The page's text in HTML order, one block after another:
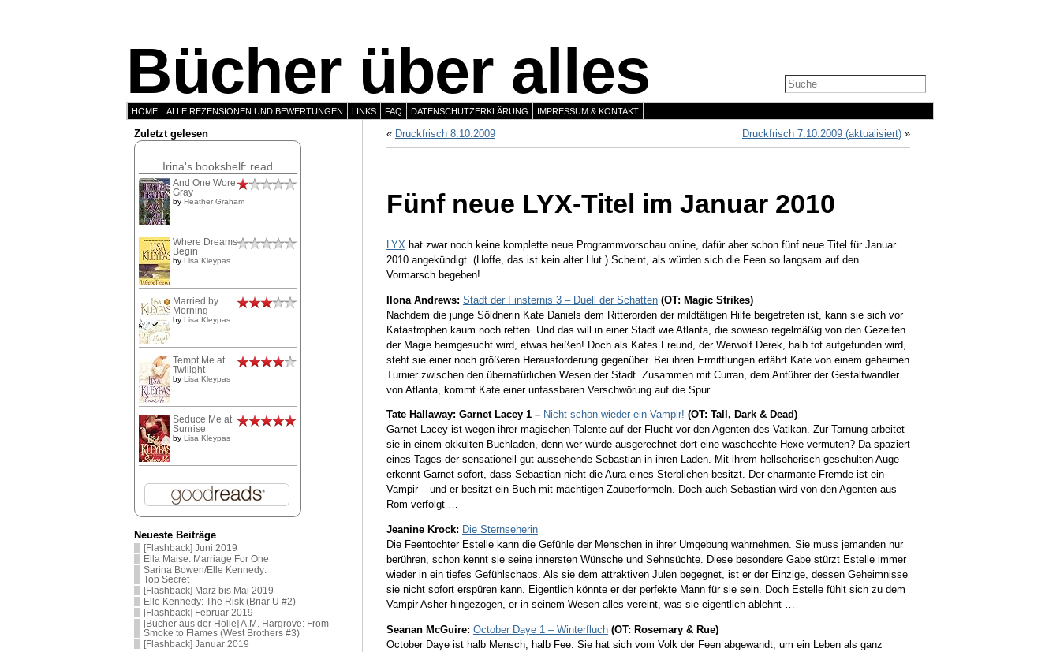
Bücher über alles
HOME ALLE REZENSIONEN UND BEWERTUNGEN LINKS FAQ DATENSCHUTZERKLÄRUNG IMPRESSUM & KONTAKT
Zuletzt gelesen
Irina's bookshelf: read
And One Wore
Gray
by Heather Graham
Where Dreams
Begin
by Lisa Kleypas
Married by
Morning
by Lisa Kleypas
Tempt Me at
Twilight
by Lisa Kleypas
Seduce Me at
Sunrise
by Lisa Kleypas
Neueste Beiträge
[Flashback] Juni 2019
Ella Maise: Marriage For One
Sarina Bowen/Elle Kennedy:
Top Secret
[Flashback] März bis Mai 2019
Elle Kennedy: The Risk (Briar U #2)
[Flashback] Februar 2019
[Bücher aus der Hölle] A.M. Hargrove: From
Smoke to Flames (West Brothers #3)
[Flashback] Januar 2019
« Druckfrisch 8.10.2009 Druckfrisch 7.10.2009 (aktualisiert) »
Fünf neue LYX-Titel im Januar 2010
LYX hat zwar noch keine komplette neue Programmvorschau online, dafür aber schon fünf neue Titel für Januar
2010 angekündigt. (Hoffe, das ist kein alter Hut.) Scheint, als würden sich die Feen so langsam auf den
Vormarsch begeben!
Ilona Andrews: Stadt der Finsternis 3 – Duell der Schatten (OT: Magic Strikes)
Nachdem die junge Söldnerin Kate Daniels dem Ritterorden der mildtätigen Hilfe beigetreten ist, kann sie sich vor
Katastrophen kaum noch retten. Und das will in einer Stadt wie Atlanta, die sowieso regelmäßig von den Gezeiten
der Magie heimgesucht wird, etwas heißen! Doch als Kates Freund, der Werwolf Derek, halb tot aufgefunden wird,
steht sie einer noch größeren Herausforderung gegenüber. Bei ihren Ermittlungen erfährt Kate von einem geheimen
Turnier zwischen den übernatürlichen Wesen der Stadt. Zusammen mit Curran, dem Anführer der Gestaltwandler
von Atlanta, kommt Kate einer unfassbaren Verschwörung auf die Spur …
Tate Hallaway: Garnet Lacey 1 – Nicht schon wieder ein Vampir! (OT: Tall, Dark & Dead)
Garnet Lacey ist wegen ihrer magischen Talente auf der Flucht vor den Agenten des Vatikan. Zur Tarnung arbeitet
sie in einem okkulten Buchladen, denn wer würde ausgerechnet dort eine waschechte Hexe vermuten? Da spaziert
eines Tages der sensationell gut aussehende Sebastian in ihren Laden. Mit ihrem hellseherisch geschulten Auge
erkennt Garnet sofort, dass Sebastian nicht die Aura eines Sterblichen besitzt. Der charmante Fremde ist ein
Vampir – und er besitzt ein Buch mit mächtigen Zauberformeln. Doch auch Sebastian wird von den Agenten aus
Rom verfolgt …
Jeanine Krock: Die Sternseherin
Die Feentochter Estelle kann die Gefühle der Menschen in ihrer Umgebung wahrnehmen. Sie muss jemanden nur
berühren, schon kennt sie seine innersten Wünsche und Sehnsüchte. Diese besondere Gabe stürzt Estelle immer
wieder in ein tiefes Gefühlschaos. Als sie dem attraktiven Julen begegnet, ist er der Einzige, dessen Geheimnisse
sie nicht sofort erspüren kann. Eigentlich könnte er der perfekte Mann für sie sein. Doch Estelle fühlt sich zu dem
Vampir Asher hingezogen, er in seinem Wesen alles vereint, was sie eigentlich ablehnt …
Seanan McGuire: October Daye 1 – Winterfluch (OT: Rosemary & Rue)
October Daye ist halb Mensch, halb Fee. Sie hat sich vom Volk der Feen abgewandt, um ein Leben als ganz